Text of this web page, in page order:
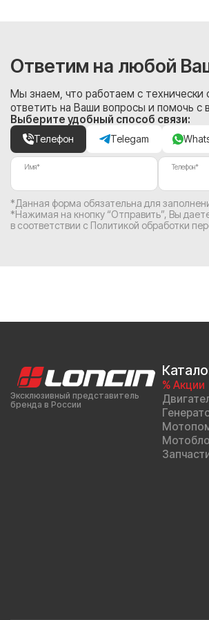
Ответим на любой
Мы знаем, что работаем с
ответить на Ваши вопросы и помочь с
Выберите удобный способ связи:
Телефон Telegam
Имя* Телефон*
*Данная форма обязательна для
*Нажимая на кнопку “Отправить”, Вы
в соответствии с Политикой обработки
Эксклюзивный представитель
бренда в России
% Акции